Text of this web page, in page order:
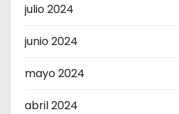
julio 2024
junio 2024
mayo 2024
abril 2024